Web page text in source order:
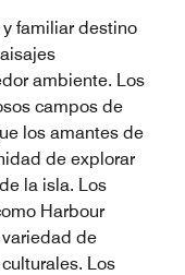
familiar destino
ambiente. Los
campos de
los amantes de
de explorar
la isla. Los
Harbour
de
Los